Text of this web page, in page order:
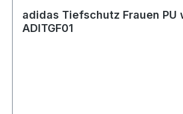
adidas Tiefschutz Frauen PU
ADITGF01